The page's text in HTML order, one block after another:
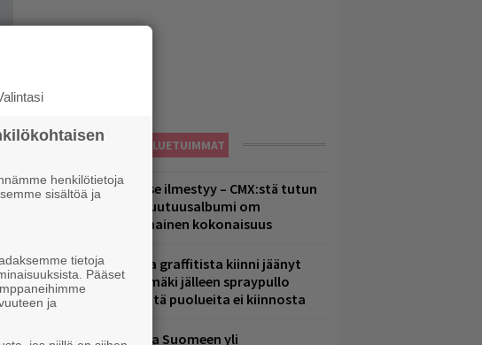
LUETUIMMAT
Huomenna se ilmestyy – CMX:stä tutun
A.W. Yrjänän uutuusalbumi om
mammuttimainen kokonaisuus
Laittomasta graffitista kiinni jäänyt
Paavo Arhinmäki jälleen spraypullo
kädessä – näitä puolueita ei kiinnosta
Weezer palaa Suomeen yli
henkilötietoja
sisältöä ja
tietoja
Pääset
ja